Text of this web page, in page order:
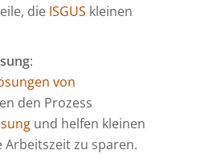
die ISGUS kleinen
:
von
den Prozess
und helfen kleinen
zu sparen.